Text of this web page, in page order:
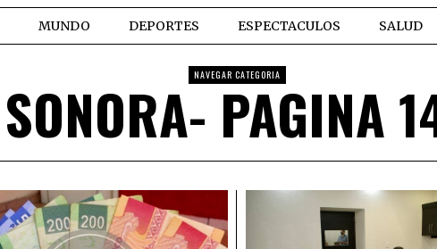
MUNDO DEPORTES ESPECTACULOS SALUD
NAVEGAR CATEGORIA
SONORA- PAGINA